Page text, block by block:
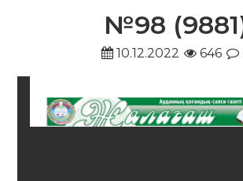
№98
10.12.2022 646